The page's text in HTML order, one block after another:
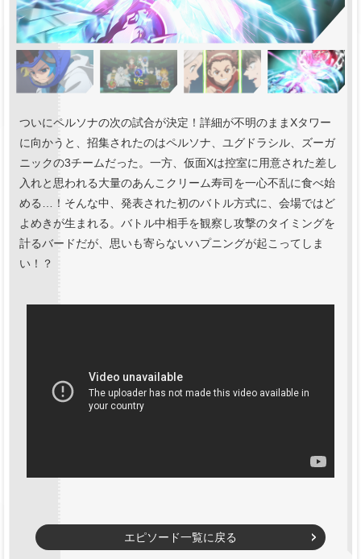
ついにペルソナの次の試合が決定！詳細が不明のままXタワー
に向かうと、招集されたのはペルソナ、ユグドラシル、ズーガ
ニックの3チームだった。一方、仮面Xは控室に用意された差し
入れと思われる大量のあんこクリーム寿司を一心不乱に食べ始
める…！そんな中、発表された初のバトル方式に、会場ではど
よめきが生まれる。バトル中相手を観察し攻撃のタイミングを
計るバードだが、思いも寄らないハプニングが起こってしま
い！？
エピソード一覧に戻る